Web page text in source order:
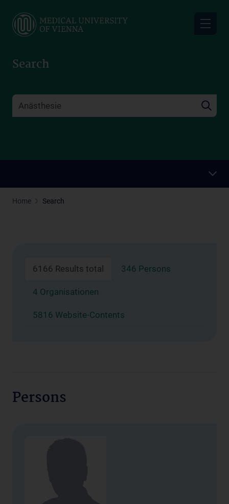
main
Search
Home Search
6166 Results total 346 Persons
4 Organisationen
5816 Website-Contents
Persons